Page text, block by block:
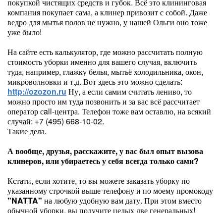
компания покупает сама, а клинер привозит с собой. Даже
ведро для мытья полов не нужно, у нашей Ольги оно тоже
уже было!
На сайте есть калькулятор, где можно рассчитать полную
стоимость уборки именно для вашего случая, включить
туда, например, глажку белья, мытьё холодильника, окон,
микроволновки и т.д. Вот здесь это можно сделать:
http://ozozon.ru Ну, а если самим считать лениво, то
можно просто им туда позвонить и за вас всё рассчитает
оператор сall-центра. Телефон тоже вам оставлю, на всякий
случай: +7 (495) 668-10-02.
Такие дела.
А вообще, друзья, расскажите, у вас был опыт вызова
клинеров, или убираетесь у себя всегда только сами?
Кстати, если хотите, то вы можете заказать уборку по
указанному строчкой выше телефону и по моему промокоду
"NATTA" на любую удобную вам дату. При этом вместо
обычной уборки, вы получите целых две генеральных!